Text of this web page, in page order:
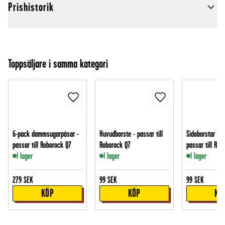
Prishistorik
Toppsäljare i samma kategori
6-pack dammsugarpåsar -
passar till Roborock Q7
I lager
279 SEK
KÖP
Huvudborste - passar till
Roborock Q7
I lager
99 SEK
KÖP
Sidoborstar i
passar till
I lager
99 SEK